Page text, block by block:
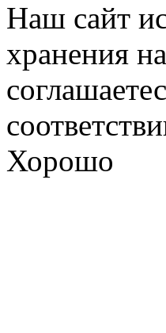
Наш сайт
хранения
Хорошо